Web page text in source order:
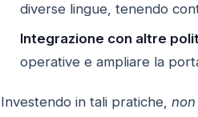
diverse lingue, tenendo
Integrazione con altre
operative e ampliare la
Investendo in tali pratiche,